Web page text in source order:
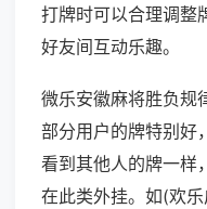
打牌时可以合理调整
好友间互动乐趣。
微乐安徽麻将胜负规
部分用户的牌特别好
看到其他人的牌一样
在此类外挂。如(欢